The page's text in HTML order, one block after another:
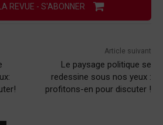
REVUE - S'ABONNER
Article suivant
Le paysage politique se
redessine sous nos yeux :
profitons-en pour discuter !